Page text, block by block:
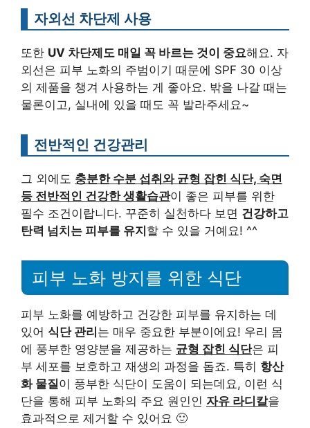
자외선 차단제 사용
또한 UV 차단제도 매일 꼭 바르는 것이 중요해요. 자
외선은 피부 노화의 주범이기 때문에 SPF 30 이상
의 제품을 챙겨 사용하는 게 좋아요. 밖을 나갈 때는
물론이고, 실내에 있을 때도 꼭 발라주세요~
전반적인 건강관리
그 외에도 충분한 수분 섭취와 균형 잡힌 식단, 숙면
등 전반적인 건강한 생활습관이 좋은 피부를 위한
필수 조건이랍니다. 꾸준히 실천하다 보면 건강하고
탄력 넘치는 피부를 유지 할 수 있을 거예요! ^^
피부 노화 방지를 위한 식단
피부 노화를 예방하고 건강한 피부를 유지하는 데
있어 식단 관리는 매우 중요한 부분이에요! 우리 몸
에 풍부한 영양분을 제공하는 균형 잡힌 식단은 피
부 세포를 보호하고 재생의 과정을 돕죠. 특히 항산
화 물질이 풍부한 식단이 도움이 되는데요, 이런 식
단을 통해 피부 노화의 주요 원인인 자유 라디칼을
효과적으로 제거할 수 있어요 🙂